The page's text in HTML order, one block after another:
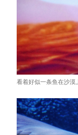
看着好似一条鱼在沙